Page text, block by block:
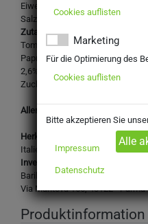
Eiweiß: 1,5 g
Salz: 1,65 g
Zutaten:
Tomatenfruchtfleisch, Gemüse
Paprika 9%, getrocknete
2,6%), Sonnenblumenöl, Salz,
Zucker, Oregano 0,2%,
Allergene: Keine
Herkunftsland:
Italien
Inverkehrbringer:
Barilla G. e R. Fratelli - Società
Via Mantova 166, 43122 - Parma
Produktinformation
Cookies auflisten
Marketing
Für die Optimierung des
Cookies auflisten
Bitte akzeptieren Sie
Impressum
Datenschutz